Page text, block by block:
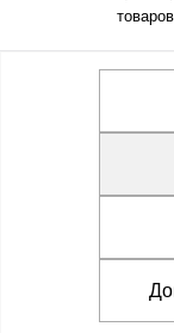
товаров